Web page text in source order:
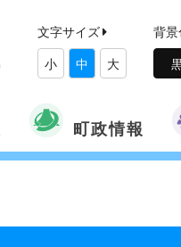
文字サイズ
小 中 大
背景
町政情報